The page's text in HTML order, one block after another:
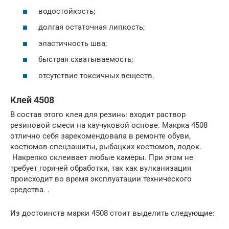
водостойкость;
долгая остаточная липкость;
эластичность шва;
быстрая схватываемость;
отсутствие токсичных веществ.
Клей 4508
В состав этого клея для резины входит раствор
резиновой смеси на каучуковой основе. Макрка 4508
отлично себя зарекомендовала в ремонте обуви,
костюмов спецзащиты, рыбацких костюмов, лодок.
Накрепко склеивает любые камеры. При этом не
требует горячей обработки, так как вулканизация
происходит во время эксплуатации технического
средства. .
Из достоинств марки 4508 стоит выделить следующие: